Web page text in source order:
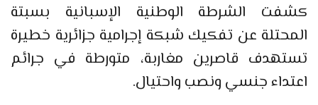
كشفت الشرطة الوطنية الإسبانية بسبتة
المحتلة عن تفكيك شبكة إجرامية جزائرية خطيرة
تستهدف قاصرين مغاربة، متورطة في جرائم
اعتداء جنسي ونصب واحتيال.